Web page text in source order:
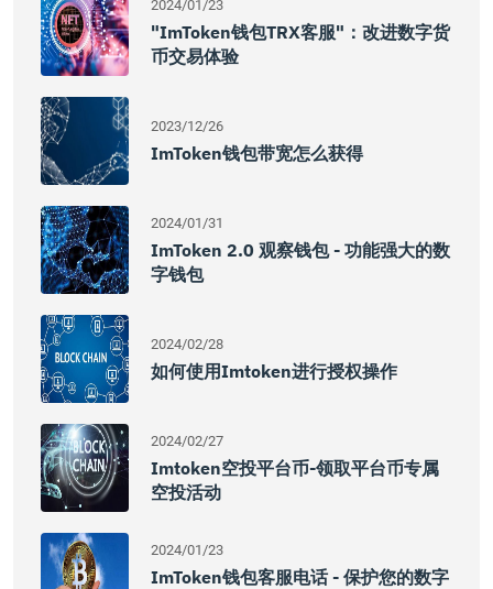
2024/01/23
"imToken钱包TRX客服"：改进数字货
币交易体验
2023/12/26
ImToken钱包带宽怎么获得
2024/01/31
ImToken 2.0 观察钱包 - 功能强大的数
字钱包
2024/02/28
如何使用imtoken进行授权操作
2024/02/27
Imtoken空投平台币-领取平台币专属
空投活动
2024/01/23
ImToken钱包客服电话 - 保护您的数字